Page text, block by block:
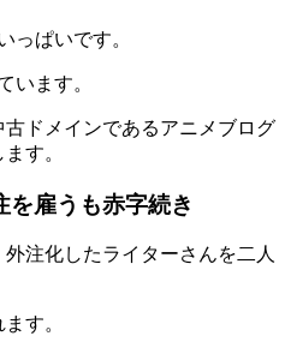
っぱいです。
います。
ドメインであるアニメブログ
す。
を雇うも赤字続き
注化したライターさんを二人
す。